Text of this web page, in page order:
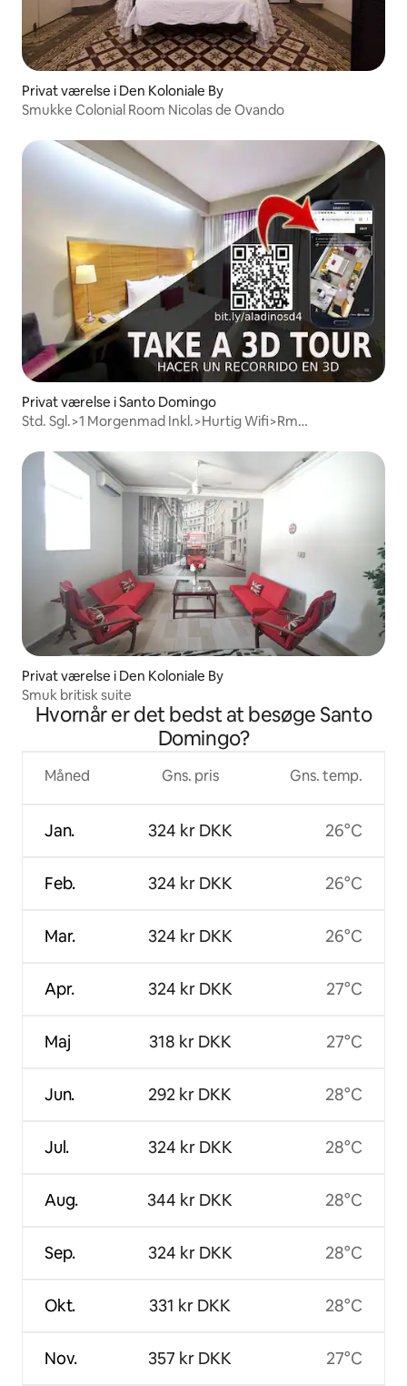
Privat værelse i Den Koloniale By
Smukke Colonial Room Nicolas de Ovando
Privat værelse i Santo Domingo
Std. Sgl.>1 Morgenmad Inkl.>Hurtig Wifi>Rm
Privat værelse i Den Koloniale By
Smuk britisk suite
Hvornår er det bedst at besøge Santo
Domingo?
Måned
Jan.
Feb.
Mar.
Apr.
Maj
Jun.
Jul.
Aug.
Sep.
Okt.
Nov.
Gns. pris
324 kr DKK
324 kr DKK
324 kr DKK
324 kr DKK
318 kr DKK
292 kr DKK
324 kr DKK
344 kr DKK
324 kr DKK
331 kr DKK
357 kr DKK
Gns. temp.
26°C
26°C
26°C
27°C
27°C
28°C
28°C
28°C
28°C
28°C
27°C